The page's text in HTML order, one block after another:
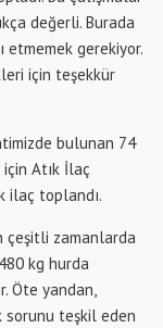
değerli. Burada
etmemek gerekiyor.
için teşekkür
bulunan 74
Atık İlaç
ilaç toplandı.
çeşitli zamanlarda
kg hurda
Öte yandan,
sorunu teşkil eden